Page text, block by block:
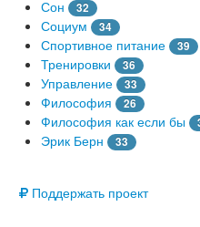
Сон 32
Социум 34
Спортивное питание 39
Тренировки 36
Управление 33
Философия 26
Философия как если бы
Эрик Берн
33
Поддержать проект